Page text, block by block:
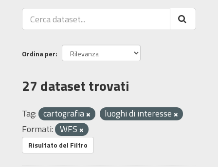
Ordina per
27 dataset trovati
Tag: cartografia
luoghi di interesse
Formati: WFS
Risultato del Filtro